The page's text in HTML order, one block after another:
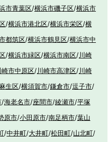
市青葉区/横浜市磯子区/横浜市
/横浜市港北区/横浜市栄区/横
都筑区/横浜市鶴見区/横浜市中
/横浜市緑区/横浜市南区/川崎
崎市中原区/川崎市高津区/川崎
生区/横須賀市/鎌倉市/逗子市/
/海老名市/座間市/綾瀬市/平塚
原市/小田原市/南足柄市/葉山
/中井町/大井町/松田町/山北町/